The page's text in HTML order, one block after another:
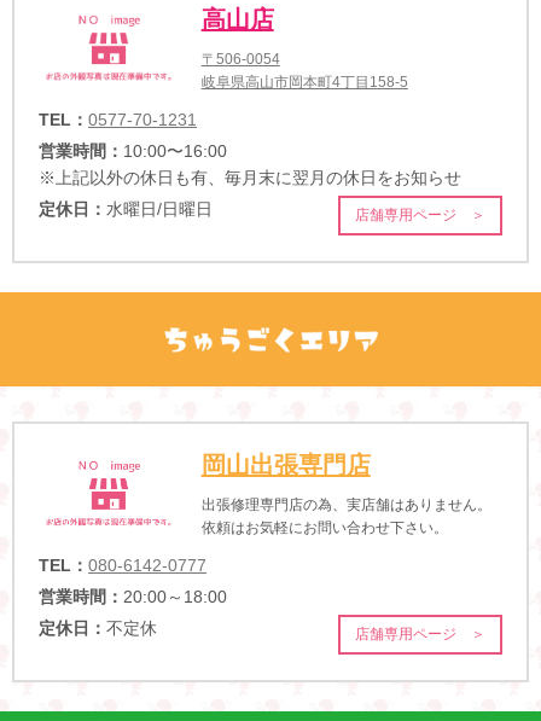
高山店
〒506-0054
岐阜県高山市岡本町4丁目158-5
TEL： 0577-70-1231
営業時間： 10:00〜16:00
※上記以外の休日も有、毎月末に翌月の休日をお知らせ
定休日： 水曜日/日曜日 店舗専用ページ ＞
岡山出張専門店
出張修理専門店の為、実店舗はありません。
依頼はお気軽にお問い合わせ下さい。
TEL： 080-6142-0777
営業時間： 20:00～18:00
定休日： 不定休 店舗専用ページ ＞